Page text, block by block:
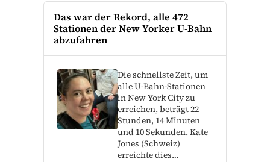
Das war der Rekord, alle 472
Stationen der New Yorker U-Bahn
abzufahren
Die schnellste Zeit, um
alle U-Bahn-Stationen
in New York City zu
erreichen, beträgt 22
Stunden, 14 Minuten
und 10 Sekunden. Kate
Jones (Schweiz)
erreichte dies…